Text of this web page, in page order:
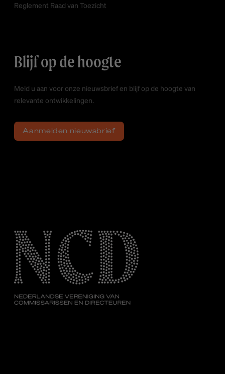
Reglement Raad van Toezicht
Blijf op de hoogte
Meld u aan voor onze nieuwsbrief en blijf op de hoogte van
relevante ontwikkelingen.
Aanmelden nieuwsbrief